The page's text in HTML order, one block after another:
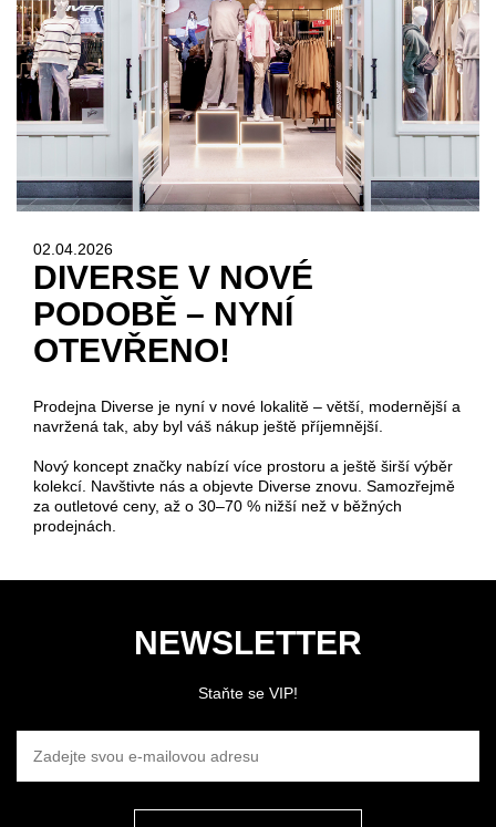
02.04.2026
DIVERSE V NOVÉ
PODOBĚ – NYNÍ
OTEVŘENO!
Prodejna Diverse je nyní v nové lokalitě – větší, modernější a
navržená tak, aby byl váš nákup ještě příjemnější.
Nový koncept značky nabízí více prostoru a ještě širší výběr
kolekcí. Navštivte nás a objevte Diverse znovu. Samozřejmě
za outletové ceny, až o 30–70 % nižší než v běžných
prodejnách.
NEWSLETTER
Staňte se VIP!